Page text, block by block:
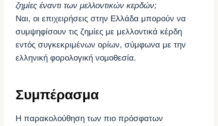
ζημίες έναντι των μελλοντικών κερδών;
Ναι, οι επιχειρήσεις στην Ελλάδα μπορούν να
συμψηφίσουν τις ζημίες με μελλοντικά κέρδη
εντός συγκεκριμένων ορίων, σύμφωνα με την
ελληνική φορολογική νομοθεσία.
Συμπέρασμα
Η παρακολούθηση των πιο πρόσφατων